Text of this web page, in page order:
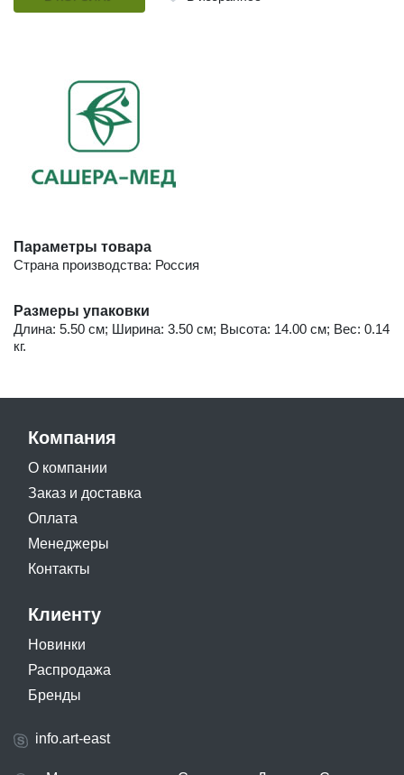
Параметры товара
Страна производства: Россия
Размеры упаковки
Длина: 5.50 см; Ширина: 3.50 см; Высота: 14.00 см; Вес: 0.14
кг.
Компания
О компании
Заказ и доставка
Оплата
Менеджеры
Контакты
Клиенту
Новинки
Распродажа
Бренды
info.art-east